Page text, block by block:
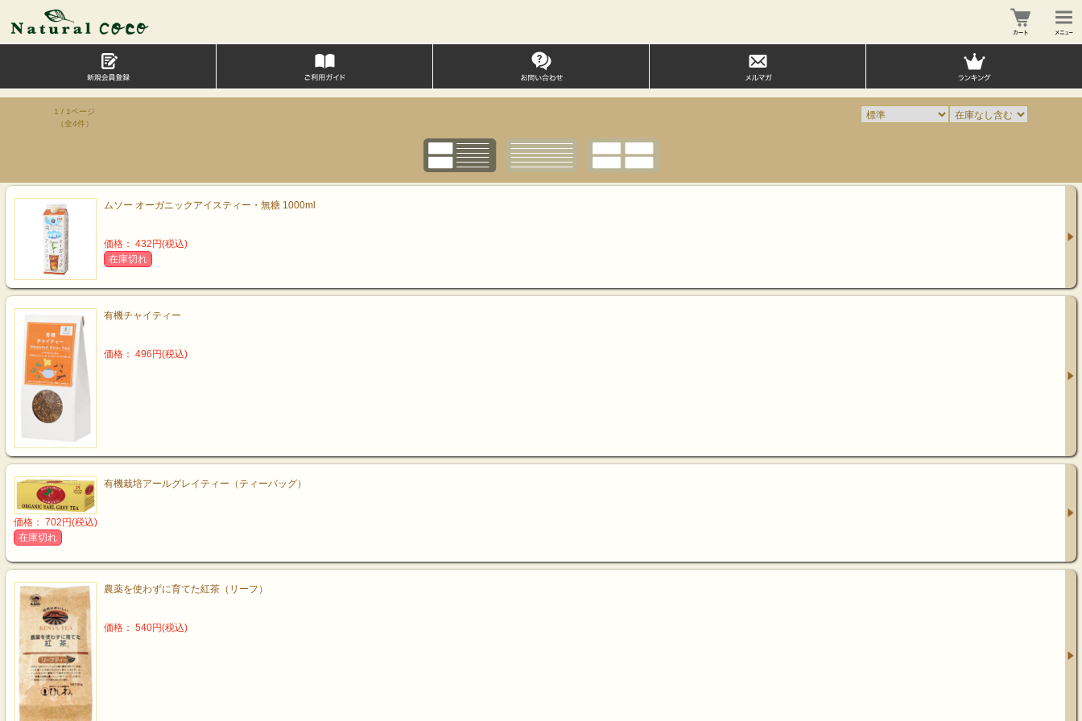
1 / 1ページ
（全4件）
ムソー オーガニックアイスティー・無糖 1000ml
価格： 432円(税込)
在庫切れ
有機チャイティー
価格： 496円(税込)
有機栽培アールグレイティー（ティーバッグ）
価格： 702円(税込)
在庫切れ
農薬を使わずに育てた紅茶（リーフ）
価格： 540円(税込)